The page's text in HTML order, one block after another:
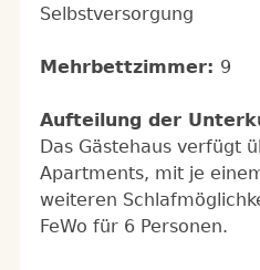
Selbstversorgung
Mehrbettzimmer: 9
Aufteilung der
Das Gästehaus verfügt
Apartments, mit je
weiteren
FeWo für 6 Personen.